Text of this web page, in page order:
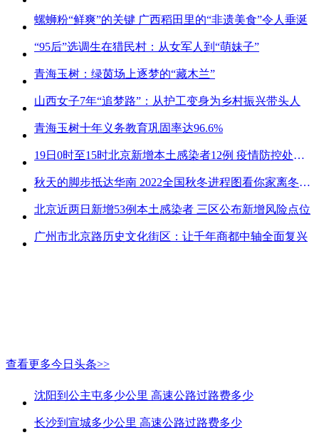
螺蛳粉“鲜爽”的关键 广西稻田里的“非遗美食”令人垂涎
“95后”选调生在猎民村：从女军人到“萌妹子”
青海玉树：绿茵场上逐梦的“藏木兰”
山西女子7年“追梦路”：从护工变身为乡村振兴带头人
青海玉树十年义务教育巩固率达96.6%
19日0时至15时北京新增本土感染者12例 疫情防控处关键时刻
秋天的脚步抵达华南 2022全国秋冬进程图看你家离冬天有多远
北京近两日新增53例本土感染者 三区公布新增风险点位
广州市北京路历史文化街区：让千年商都中轴全面复兴
查看更多今日头条>>
沈阳到公主屯多少公里 高速公路过路费多少
长沙到宣城多少公里 高速公路过路费多少